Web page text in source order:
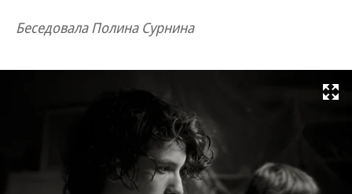
Беседовала Полина Сурнина
Развернуть